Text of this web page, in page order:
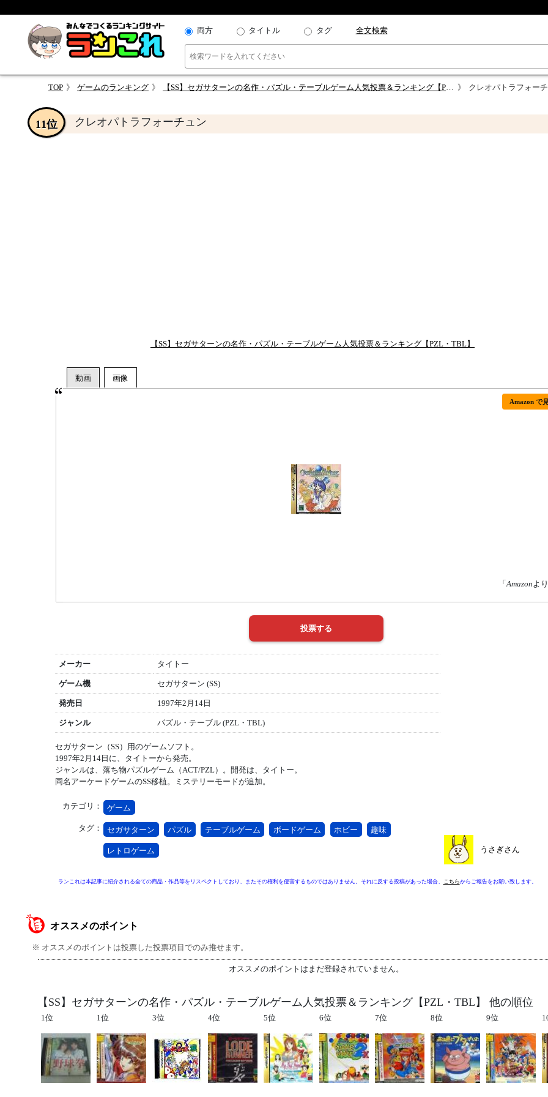
両方 タイトル タグ 全文検索
TOP ゲームのランキング 【SS】セガサターンの名作・パズル・テーブルゲーム人気投票＆ランキング【PZL・TBL】 クレオパトラフォー
クレオパトラフォーチュン
11位
【SS】セガサターンの名作・パズル・テーブルゲーム人気投票＆ランキング【PZL・TBL】
Amazon で
「Amazonよ
メーカー タイトー
ゲーム機 セガサターン (SS)
発売日 1997年2月14日
ジャンル パズル・テーブル (PZL・TBL)
セガサターン（SS）用のゲームソフト。
1997年2月14日に、タイトーから発売。
ジャンルは、落ち物パズルゲーム（ACT/PZL）。開発は、タイトー。
同名アーケードゲームのSS移植。ミステリーモードが追加。
カテゴリ： ゲーム
タグ： セガサターン パズル テーブルゲーム ボードゲーム ホビー 趣味
レトロゲーム うさぎさん
ランこれは本記事に紹介される全ての商品・作品等をリスペクトしており、またその権利を侵害するものではありません。それに反する投稿があった場合、 こちらからご報告をお願い致します。
オススメのポイント
※ オススメのポイントは投票した投票項目でのみ推せます。
オススメのポイントはまだ登録されていません。
【SS】セガサターンの名作・パズル・テーブルゲーム人気投票＆ランキング【PZL・TBL】 他の順位
1位 1位 3位 4位 5位 6位 7位 8位 9位